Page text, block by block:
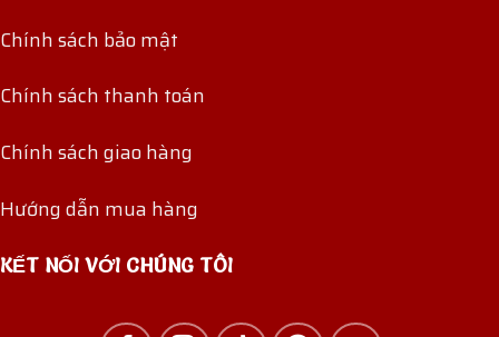
Chính sách bảo mật
Chính sách thanh toán
Chính sách giao hàng
Hướng dẫn mua hàng
KẾT NỐI VỚI CHÚNG TÔI